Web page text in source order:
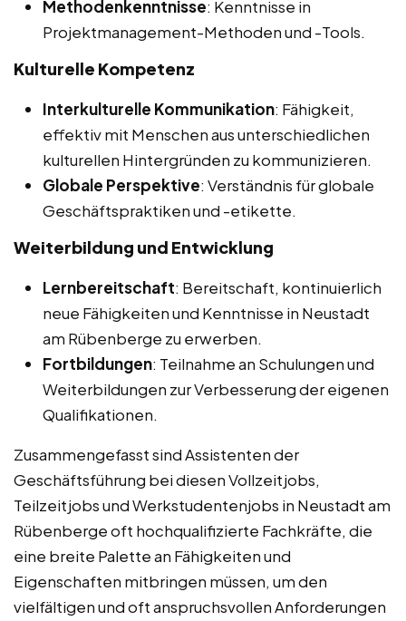
Methodenkenntnisse: Kenntnisse in
Projektmanagement-Methoden und -Tools.
Kulturelle Kompetenz
Interkulturelle Kommunikation: Fähigkeit,
effektiv mit Menschen aus unterschiedlichen
kulturellen Hintergründen zu kommunizieren.
Globale Perspektive: Verständnis für globale
Geschäftspraktiken und -etikette.
Weiterbildung und Entwicklung
Lernbereitschaft: Bereitschaft, kontinuierlich
neue Fähigkeiten und Kenntnisse in Neustadt
am Rübenberge zu erwerben.
Fortbildungen: Teilnahme an Schulungen und
Weiterbildungen zur Verbesserung der eigenen
Qualifikationen.
Zusammengefasst sind Assistenten der
Geschäftsführung bei diesen Vollzeitjobs,
Teilzeitjobs und Werkstudentenjobs in Neustadt am
Rübenberge oft hochqualifizierte Fachkräfte, die
eine breite Palette an Fähigkeiten und
Eigenschaften mitbringen müssen, um den
vielfältigen und oft anspruchsvollen Anforderungen